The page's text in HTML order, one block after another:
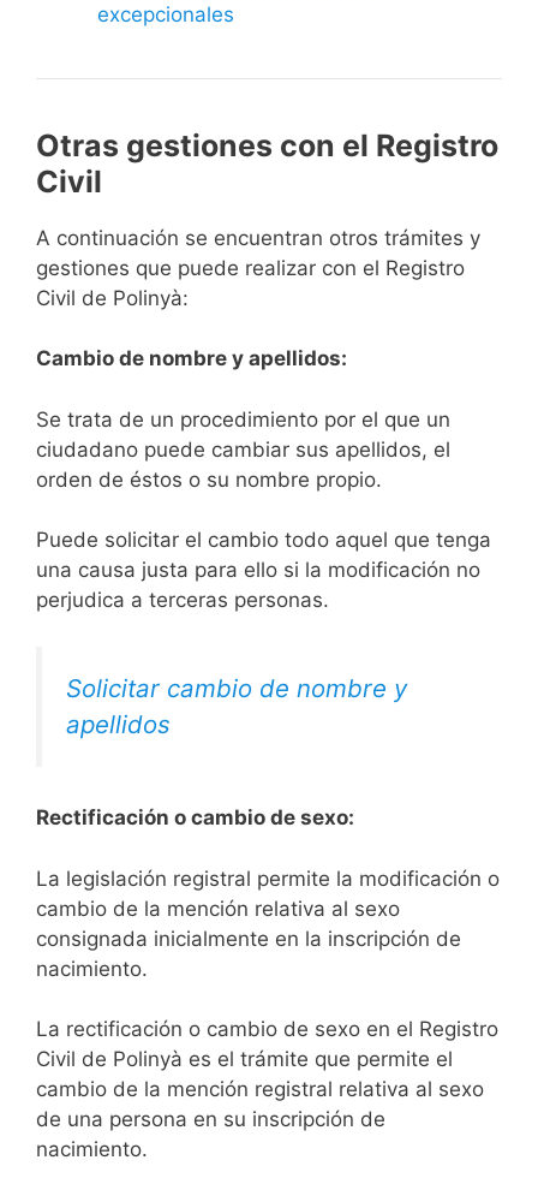
excepcionales
Otras gestiones con el Registro
Civil
A continuación se encuentran otros trámites y
gestiones que puede realizar con el Registro
Civil de Polinyà:
Cambio de nombre y apellidos:
Se trata de un procedimiento por el que un
ciudadano puede cambiar sus apellidos, el
orden de éstos o su nombre propio.
Puede solicitar el cambio todo aquel que tenga
una causa justa para ello si la modificación no
perjudica a terceras personas.
Solicitar cambio de nombre y
apellidos
Rectificación o cambio de sexo:
La legislación registral permite la modificación o
cambio de la mención relativa al sexo
consignada inicialmente en la inscripción de
nacimiento.
La rectificación o cambio de sexo en el Registro
Civil de Polinyà es el trámite que permite el
cambio de la mención registral relativa al sexo
de una persona en su inscripción de
nacimiento.